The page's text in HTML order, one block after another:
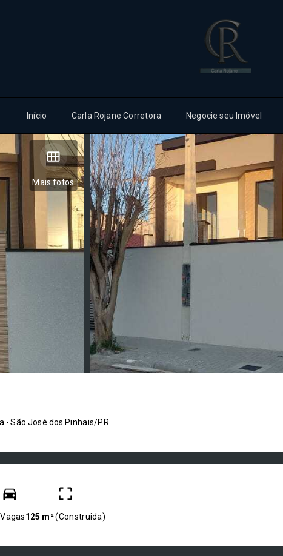
Início Carla Rojane Corretora Negocie seu Imóvel
Mais fotos
- São José dos Pinhais/PR
125 m²(Construida)